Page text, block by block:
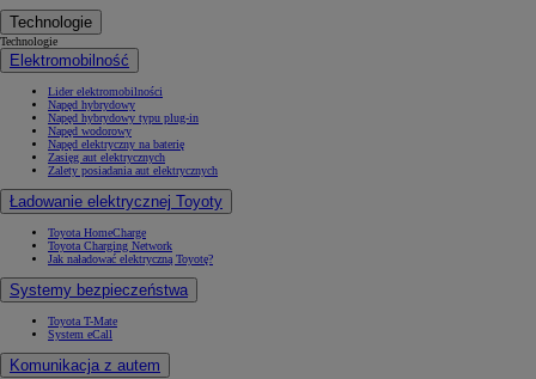
Technologie
Technologie
Elektromobilność
Lider elektromobilności
Napęd hybrydowy
Napęd hybrydowy typu plug-in
Napęd wodorowy
Napęd elektryczny na baterię
Zasięg aut elektrycznych
Zalety posiadania aut elektrycznych
Ładowanie elektrycznej Toyoty
Toyota HomeCharge
Toyota Charging Network
Jak naładować elektryczną Toyotę?
Systemy bezpieczeństwa
Toyota T-Mate
System eCall
Komunikacja z autem